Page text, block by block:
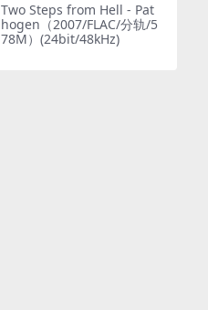
Two Steps from Hell - Pat
hogen（2007/FLAC/分轨/5
78M）(24bit/48kHz)